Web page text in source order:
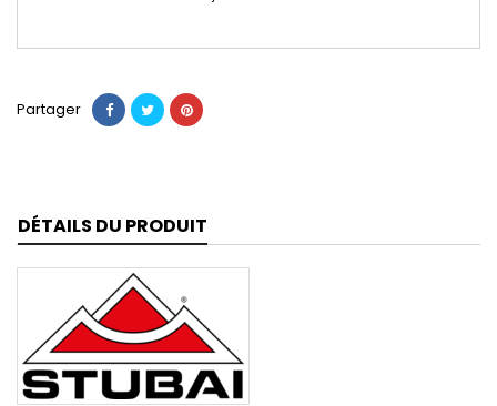
Partager
DÉTAILS DU PRODUIT